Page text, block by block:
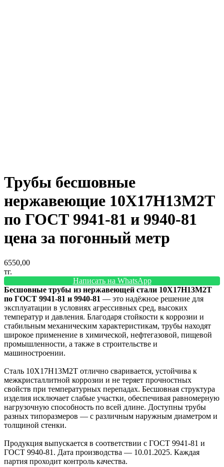
Трубы бесшовные
нержавеющие 10Х17Н13М2Т
по ГОСТ 9941-81 и 9940-81
цена за погонный метр
6550,00
тг.
Написать на WhatsApp
Бесшовные трубы из нержавеющей стали 10Х17Н13М2Т
по ГОСТ 9941-81 и 9940-81 — это надёжное решение для
эксплуатации в условиях агрессивных сред, высоких
температур и давления. Благодаря стойкости к коррозии и
стабильным механическим характеристикам, трубы находят
широкое применение в химической, нефтегазовой, пищевой
промышленности, а также в строительстве и
машиностроении.
Сталь 10Х17Н13М2Т отлично сваривается, устойчива к
межкристаллитной коррозии и не теряет прочностных
свойств при температурных перепадах. Бесшовная структура
изделия исключает слабые участки, обеспечивая равномерную
нагрузочную способность по всей длине. Доступны трубы
разных типоразмеров — с различным наружным диаметром и
толщиной стенки.
Продукция выпускается в соответствии с ГОСТ 9941-81 и
ГОСТ 9940-81. Дата производства — 10.01.2025. Каждая
партия проходит контроль качества.